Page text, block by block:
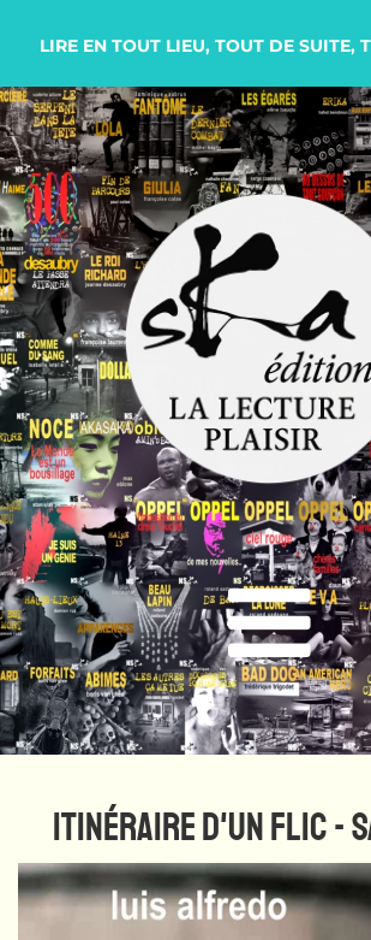
LIRE EN TOUT LIEU, TOUT DE SUITE,
ITINÉRAIRE D'UN FLIC -